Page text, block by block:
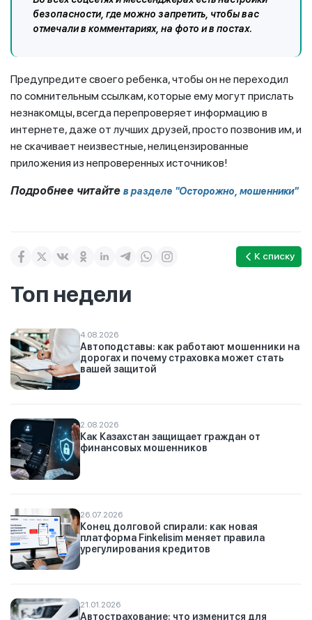
безопасности, где можно запретить, чтобы вас
отмечали в комментариях, на фото и в постах.
Предупредите своего ребенка, чтобы он не переходил
по сомнительным ссылкам, которые ему могут прислать
незнакомцы, всегда перепроверяет информацию в
интернете, даже от лучших друзей, просто позвонив им, и
не скачивает неизвестные, нелицензированные
приложения из непроверенных источников!
Подробнее читайте в разделе "Осторожно, мошенники"
К списку
Топ недели
4.08.2026
Автоподставы: как работают мошенники на
дорогах и почему страховка может стать
вашей защитой
2.08.2026
Как Казахстан защищает граждан от
финансовых мошенников
26.07.2026
Конец долговой спирали: как новая
платформа Finkelisim меняет правила
урегулирования кредитов
21.01.2026
Автострахование: что изменится для